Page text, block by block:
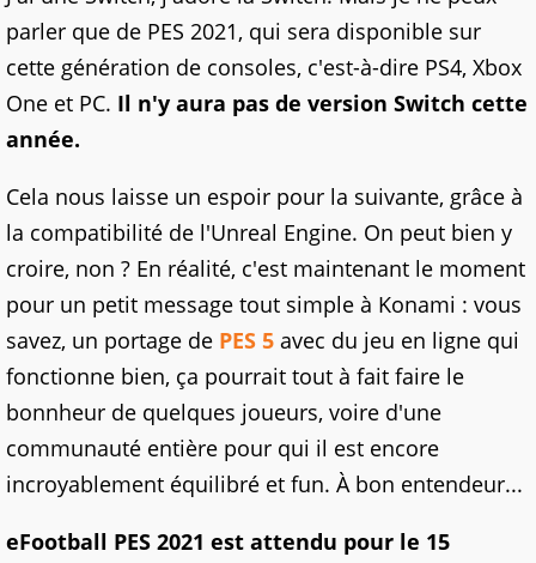
parler que de PES 2021, qui sera disponible sur
cette génération de consoles, c'est-à-dire PS4, Xbox
One et PC. Il n'y aura pas de version Switch cette
année.
Cela nous laisse un espoir pour la suivante, grâce à
la compatibilité de l'Unreal Engine. On peut bien y
croire, non ? En réalité, c'est maintenant le moment
pour un petit message tout simple à Konami : vous
savez, un portage de PES 5 avec du jeu en ligne qui
fonctionne bien, ça pourrait tout à fait faire le
bonnheur de quelques joueurs, voire d'une
communauté entière pour qui il est encore
incroyablement équilibré et fun. À bon entendeur...
eFootball PES 2021 est attendu pour le 15